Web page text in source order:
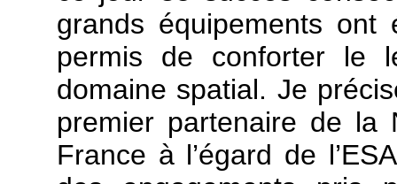
grands équipements
permis de conforter le
domaine spatial. Je
premier partenaire de
France à l’égard de